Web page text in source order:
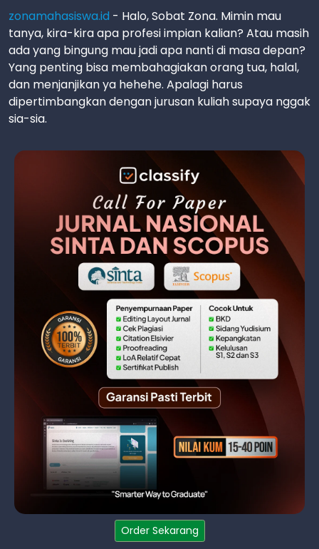
zonamahasiswa.id - Halo, Sobat Zona. Mimin mau
tanya, kira-kira apa profesi impian kalian? Atau masih
ada yang bingung mau jadi apa nanti di masa depan?
Yang penting bisa membahagiakan orang tua, halal,
dan menjanjikan ya hehehe. Apalagi harus
dipertimbangkan dengan jurusan kuliah supaya nggak
sia-sia.
Order Sekarang